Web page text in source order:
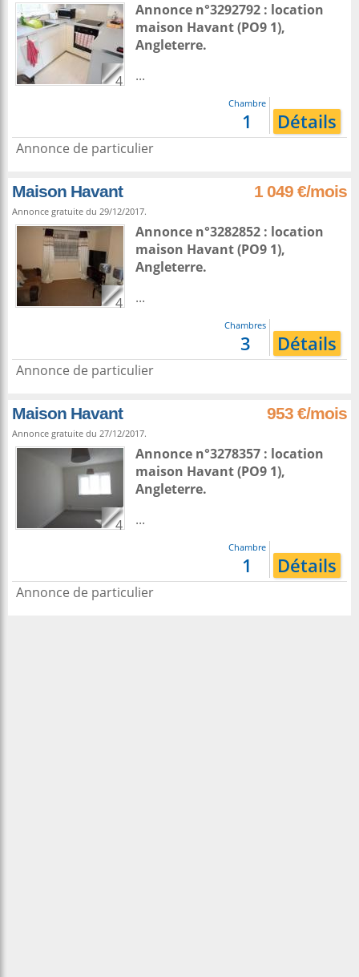
4
Annonce n°3292792 : location
maison Havant(PO9 1),
Angleterre.
...
Chambre
1 Détails
Annonce de particulier
Maison Havant 1 049 €/mois
Annonce gratuite du 29/12/2017.
4
Annonce n°3282852 : location
maison Havant(PO9 1),
Angleterre.
...
Chambres
3 Détails
Annonce de particulier
Maison Havant 953 €/mois
Annonce gratuite du 27/12/2017.
4
Annonce n°3278357 : location
maison Havant(PO9 1),
Angleterre.
...
Chambre
1 Détails
Annonce de particulier